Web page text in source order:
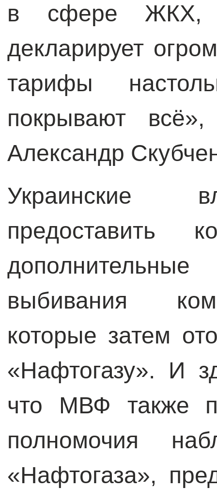
в сфере ЖКХ,
декларирует
тарифы
покрывают
Александр
Украинские
предоставить
выбивания
которые затем
«Нафтогазу». И
что МВФ также
полномочия
«Нафтогаза»,